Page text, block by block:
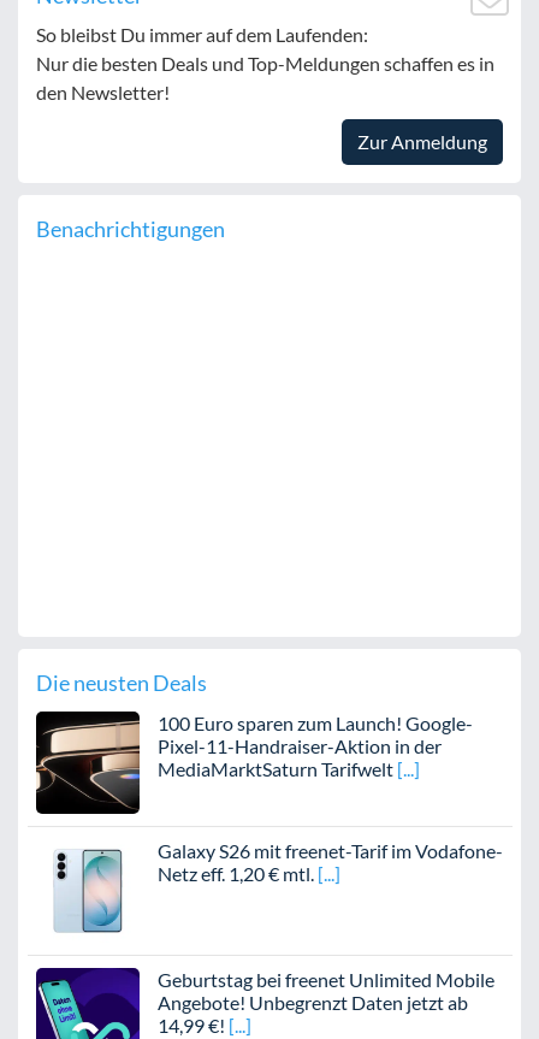
So bleibst Du immer auf dem Laufenden:
Nur die besten Deals und Top-Meldungen schaffen es in
den Newsletter!
Zur Anmeldung
Benachrichtigungen
Die neusten Deals
100 Euro sparen zum Launch! Google-
Pixel-11-Handraiser-Aktion in der
MediaMarktSaturn Tarifwelt
Galaxy S26 mit freenet-Tarif im Vodafone-
Netz eff. 1,20 € mtl.
Geburtstag bei freenet Unlimited Mobile
Angebote! Unbegrenzt Daten jetzt ab
14,99 €!